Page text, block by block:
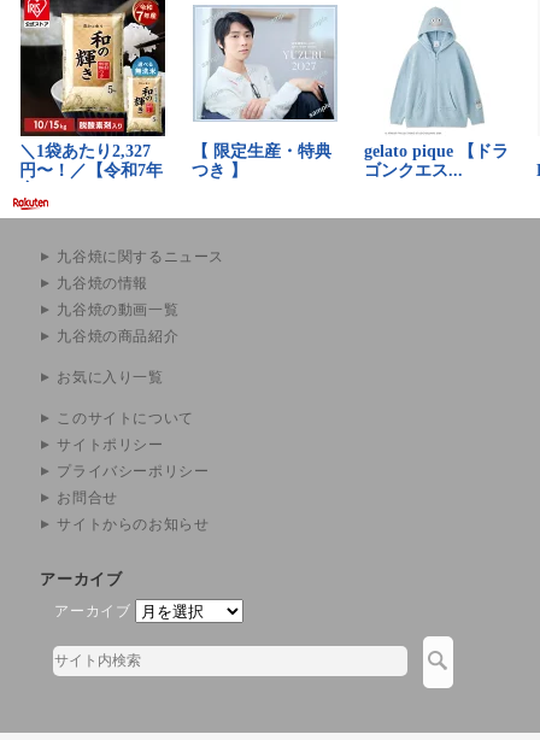
九谷焼に関するニュース
九谷焼の情報
九谷焼の動画一覧
九谷焼の商品紹介
お気に入り一覧
このサイトについて
サイトポリシー
プライバシーポリシー
お問合せ
サイトからのお知らせ
アーカイブ
アーカイブ